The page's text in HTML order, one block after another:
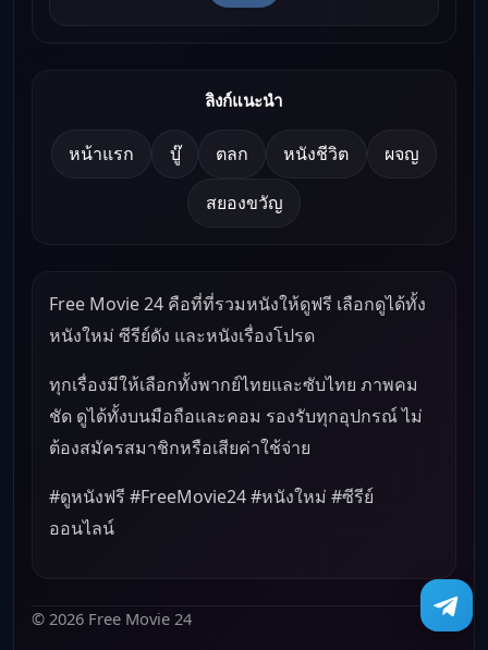
ลิงก์แนะนำ
หน้าแรก บู๊ ตลก หนังชีวิต ผจญ
สยองขวัญ
Free Movie 24 คือที่ที่รวมหนังให้ดูฟรี เลือกดูได้ทั้ง
หนังใหม่ ซีรีย์ดัง และหนังเรื่องโปรด
ทุกเรื่องมีให้เลือกทั้งพากย์ไทยและซับไทย ภาพคม
ชัด ดูได้ทั้งบนมือถือและคอม รองรับทุกอุปกรณ์ ไม่
ต้องสมัครสมาชิกหรือเสียค่าใช้จ่าย
#ดูหนังฟรี #FreeMovie24 #หนังใหม่ #ซีรีย์
ออนไลน์
© 2026 Free Movie 24